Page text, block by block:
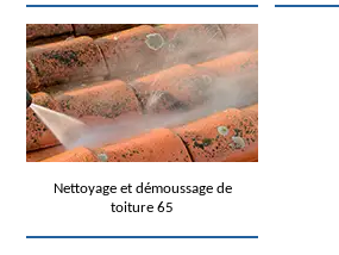
Nettoyage et démoussage de
toiture 65